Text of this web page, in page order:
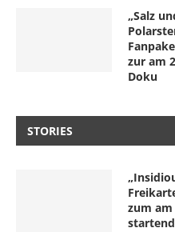
„Salz
zur am
Doku
STORIES
zum